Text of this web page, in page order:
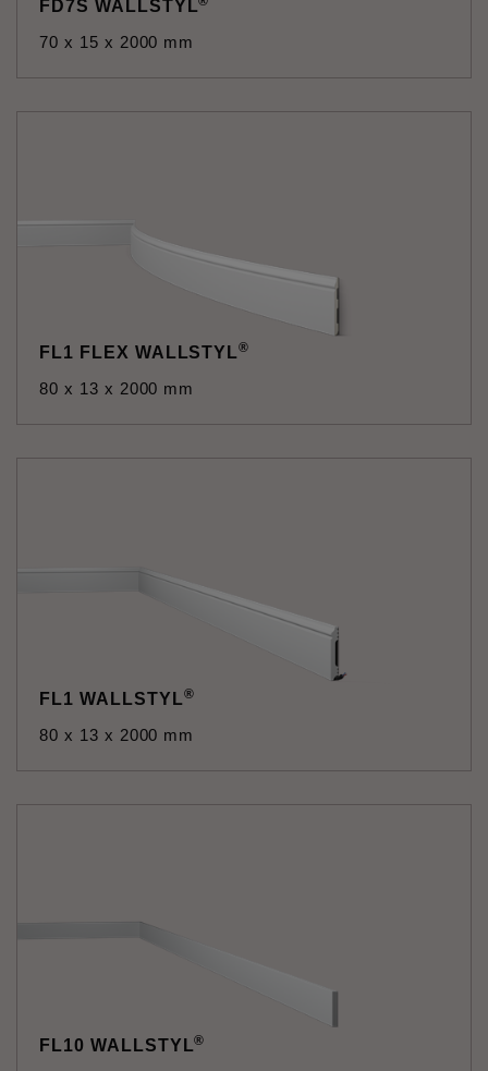
FD7S WALLSTYL
70 x 15 x 2000 mm
FL1 FLEX WALLSTYL®
80 x 13 x 2000 mm
FL1 WALLSTYL®
80 x 13 x 2000 mm
FL10 WALLSTYL®